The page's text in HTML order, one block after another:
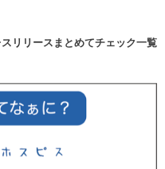
スリリースまとめてチェック一覧